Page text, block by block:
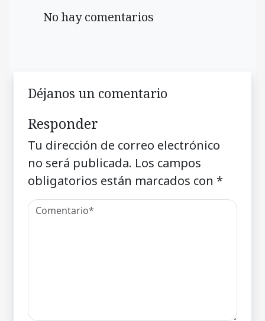
No hay comentarios
Déjanos un comentario
Responder
Tu dirección de correo electrónico
no será publicada. Los campos
obligatorios están marcados con *